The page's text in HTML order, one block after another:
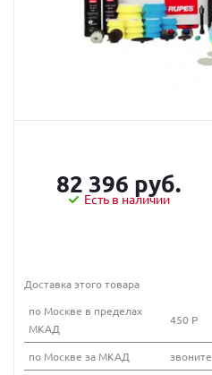
82 396 руб.
Есть в наличии
Доставка этого товара
по Москве в пределах
МКАД
450 Р
по Москве за МКАД звоните